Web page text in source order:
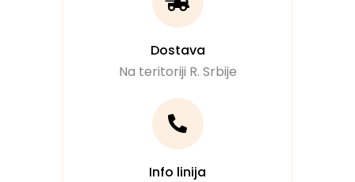
Dostava
Na teritoriji R. Srbije
Info linija